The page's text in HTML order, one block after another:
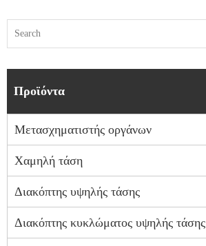
Προϊόντα
Μετασχηματιστής οργάνων
Χαμηλή τάση
Διακόπτης υψηλής τάσης
Διακόπτης κυκλώματος υψηλής τάσης